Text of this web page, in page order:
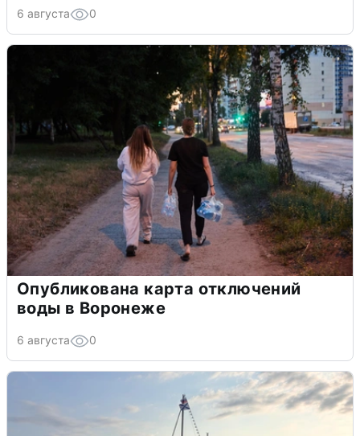
6 августа 0
Опубликована карта отключений
воды в Воронеже
6 августа 0